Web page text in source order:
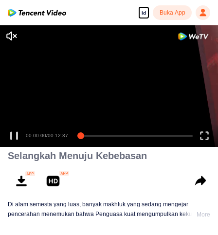
id Buka App
00:00:00/00:12:37
Selangkah Menuju Kebebasan
Di alam semesta yang luas, banyak makhluk yang sedang mengejar
pencerahan menemukan bahwa Penguasa kuat mengumpulkan kekuatanMore